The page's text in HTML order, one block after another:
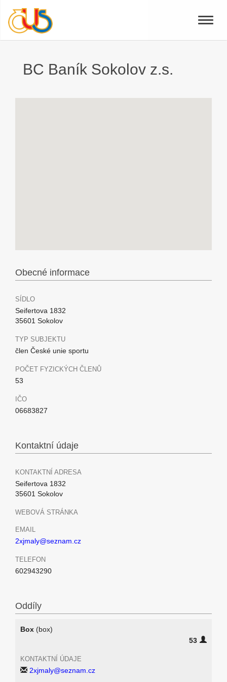
Toggle
BC Baník Sokolov z.s.
Obecné informace
SÍDLO
Seifertova 1832
35601 Sokolov
TYP SUBJEKTU
člen České unie sportu
POČET FYZICKÝCH ČLENŮ
53
IČO
06683827
Kontaktní údaje
KONTAKTNÍ ADRESA
Seifertova 1832
35601 Sokolov
WEBOVÁ STRÁNKA
EMAIL
2xjmaly@seznam.cz
TELEFON
602943290
Oddíly
Box (box)
53
KONTAKTNÍ ÚDAJE
2xjmaly@seznam.cz